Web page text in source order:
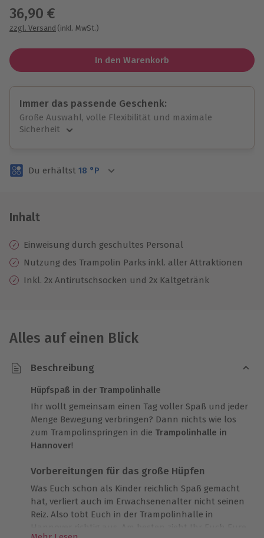
36,90 €
zzgl. Versand (inkl. MwSt.)
In den Warenkorb
Immer das passende Geschenk:
Große Auswahl, volle Flexibilität und maximale
Sicherheit
Volle Flexibilität
3 Jahre gültig & verlängerbar.
Du erhältst 18 °P
Inhalt
Einweisung durch geschultes Personal
Nutzung des Trampolin Parks inkl. aller Attraktionen
Inkl. 2x Antirutschsocken und 2x Kaltgetränk
Alles auf einen Blick
Beschreibung
Hüpfspaß in der Trampolinhalle
Ihr wollt gemeinsam einen Tag voller Spaß und jeder
Menge Bewegung verbringen? Dann nichts wie los
zum Trampolinspringen in die Trampolinhalle in
Hannover!
Vorbereitungen für das große Hüpfen
Was Euch schon als Kinder reichlich Spaß gemacht
hat, verliert auch im Erwachsenenalter nicht seinen
Reiz. Also tobt Euch in der Trampolinhalle in
Hannover richtig aus. Am besten zieht Ihr Euch Eure